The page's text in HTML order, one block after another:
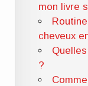
mon livre
cheveux
?